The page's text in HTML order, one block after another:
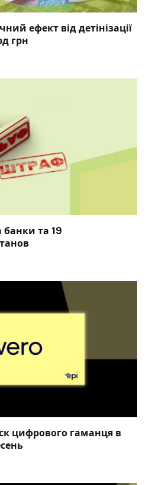
ефект від детінізації
грн
та 19
цифрового гаманця в